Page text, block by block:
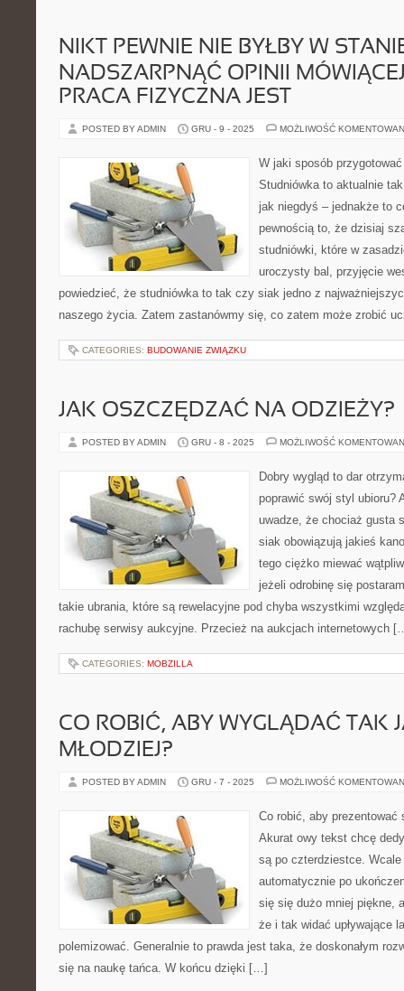
NIKT PEWNIE NIE BYŁBY W
NADSZARPNĄĆ OPINII
PRACA FIZYCZNA JEST
POSTED BY ADMIN GRU - 9 - 2025 MOŻLIWOŚĆ
W jaki sposób
Studniówka to aktualnie
jak niegdyś – jednakże to
pewnością to, że dzisiaj
studniówki, które w
uroczysty bal, przyjęcie
powiedzieć, że studniówka to tak czy siak jedno z
naszego życia. Zatem zastanówmy się, co zatem może zrobić
CATEGORIES: BUDOWANIE ZWIĄZKU
JAK OSZCZĘDZAĆ NA ODZIEŻY?
POSTED BY ADMIN GRU - 8 - 2025 MOŻLIWOŚĆ
Dobry wygląd to dar
poprawić swój styl ubioru?
uwadze, że chociaż gusta
siak obowiązują jakieś
tego ciężko miewać
jeżeli odrobinę się
takie ubrania, które są rewelacyjne pod chyba wszystkimi
rachubę serwisy aukcyjne. Przecież na aukcjach internetowych
CATEGORIES: MOBZILLA
CO ROBIĆ, ABY WYGLĄDAĆ TAK
MŁODZIEJ?
POSTED BY ADMIN GRU - 7 - 2025 MOŻLIWOŚĆ
Co robić, aby prezentować
Akurat owy tekst chcę
są po czterdziestce.
automatycznie po
się się dużo mniej piękne,
że i tak widać upływające
polemizować. Generalnie to prawda jest taka, że doskonałym
się na naukę tańca. W końcu dzięki […]